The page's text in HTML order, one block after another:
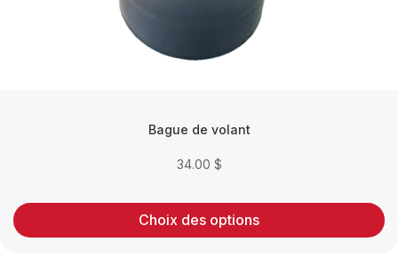
Bague de volant
34.00 $
Choix des options